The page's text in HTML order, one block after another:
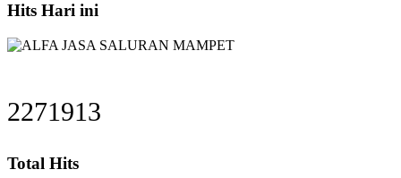
Hits Hari ini
2271913
Total Hits